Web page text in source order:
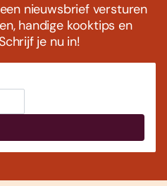
nieuwsbrief versturen
handige kooktips en
je nu in!